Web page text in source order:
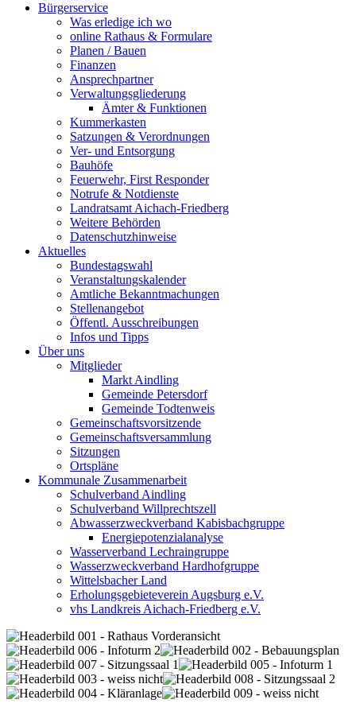
Bürgerservice
Was erledige ich wo
online Rathaus & Formulare
Planen / Bauen
Finanzen
Ansprechpartner
Verwaltungsgliederung
Ämter & Funktionen
Kummerkasten
Satzungen & Verordnungen
Ver- und Entsorgung
Bauhöfe
Feuerwehr, First Responder
Notrufe & Notdienste
Landratsamt Aichach-Friedberg
Weitere Behörden
Datenschutzhinweise
Aktuelles
Bundestagswahl
Veranstaltungskalender
Amtliche Bekanntmachungen
Stellenangebot
Öffentl. Ausschreibungen
Infos und Tipps
Über uns
Mitglieder
Markt Aindling
Gemeinde Petersdorf
Gemeinde Todtenweis
Gemeinschaftsvorsitzende
Gemeinschaftsversammlung
Sitzungen
Ortspläne
Kommunale Zusammenarbeit
Schulverband Aindling
Schulverband Willprechtszell
Abwasserzweckverband Kabisbachgruppe
Energiepotenzialanalyse
Wasserverband Lechraingruppe
Wasserzweckverband Hardhofgruppe
Wittelsbacher Land
Erholungsgebieteverein Augsburg e.V.
vhs Landkreis Aichach-Friedberg e.V.